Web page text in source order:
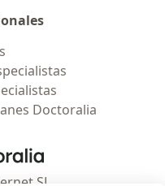
Doctoralia
- Página de inicio
SL